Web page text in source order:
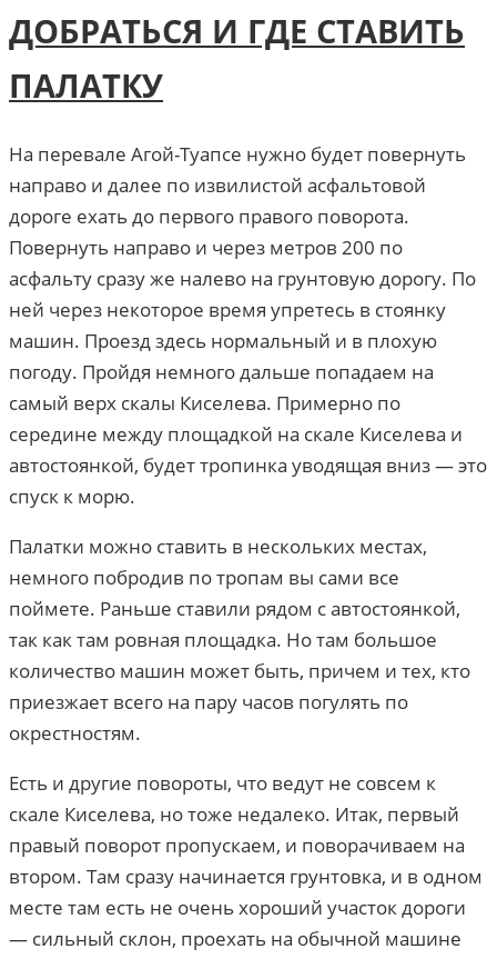
ДОБРАТЬСЯ И ГДЕ СТАВИТЬ
ПАЛАТКУ
На перевале Агой-Туапсе нужно будет повернуть
направо и далее по извилистой асфальтовой
дороге ехать до первого правого поворота.
Повернуть направо и через метров 200 по
асфальту сразу же налево на грунтовую дорогу. По
ней через некоторое время упретесь в стоянку
машин. Проезд здесь нормальный и в плохую
погоду. Пройдя немного дальше попадаем на
самый верх скалы Киселева. Примерно по
середине между площадкой на скале Киселева и
автостоянкой, будет тропинка уводящая вниз — это
спуск к морю.
Палатки можно ставить в нескольких местах,
немного побродив по тропам вы сами все
поймете. Раньше ставили рядом с автостоянкой,
так как там ровная площадка. Но там большое
количество машин может быть, причем и тех, кто
приезжает всего на пару часов погулять по
окрестностям.
Есть и другие повороты, что ведут не совсем к
скале Киселева, но тоже недалеко. Итак, первый
правый поворот пропускаем, и поворачиваем на
втором. Там сразу начинается грунтовка, и в одном
месте там есть не очень хороший участок дороги
— сильный склон, проехать на обычной машине